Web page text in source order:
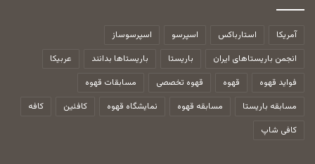
آمریکا استارباکس اسپرسو
اسپرسوساز
انجمن باریستاهای ایران
باریستا باریستاها بدانند
عربیکا
فواید قهوه
قهوه قهوه تخصصی
مسابقات قهوه
مسابقه باریستا
مسابقه قهوه نمایشگاه قهوه کافئین
کافه
کافی شاپ